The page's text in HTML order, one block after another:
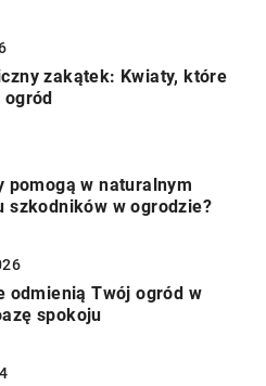
zakątek: Kwiaty, które
pomogą w naturalnym
szkodników w ogrodzie?
odmienią Twój ogród w
spokoju